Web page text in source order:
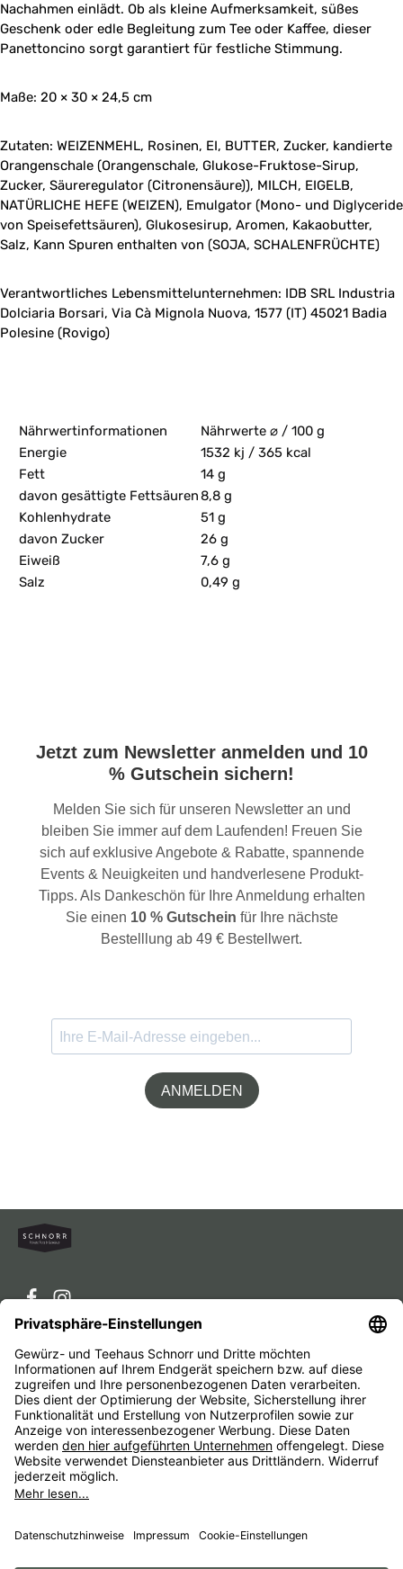
Nachahmen einlädt. Ob als kleine Aufmerksamkeit, süßes
Geschenk oder edle Begleitung zum Tee oder Kaffee, dieser
Panettoncino sorgt garantiert für festliche Stimmung.
Maße: 20 × 30 × 24,5 cm
Zutaten: WEIZENMEHL, Rosinen, EI, BUTTER, Zucker, kandierte
Orangenschale (Orangenschale, Glukose-Fruktose-Sirup,
Zucker, Säureregulator (Citronensäure)), MILCH, EIGELB,
NATÜRLICHE HEFE (WEIZEN), Emulgator (Mono- und Diglyceride
von Speisefettsäuren), Glukosesirup, Aromen, Kakaobutter,
Salz, Kann Spuren enthalten von (SOJA, SCHALENFRÜCHTE)
Verantwortliches Lebensmittelunternehmen: IDB SRL Industria
Dolciaria Borsari, Via Cà Mignola Nuova, 1577 (IT) 45021 Badia
Polesine (Rovigo)
Nährwertinformationen
Nährwerte ⌀ / 100 g
Energie
1532 kj / 365 kcal
Fett
14 g
davon gesättigte Fettsäuren8,8 g
Kohlenhydrate
51 g
davon Zucker
26 g
Eiweiß
7,6 g
Salz
0,49 g
Jetzt zum Newsletter anmelden und 10
% Gutschein sichern!
Melden Sie sich für unseren Newsletter an und
bleiben Sie immer auf dem Laufenden! Freuen Sie
sich auf exklusive Angebote & Rabatte, spannende
Events & Neuigkeiten und handverlesene Produkt-
Tipps. Als Dankeschön für Ihre Anmeldung erhalten
Sie einen 10 % Gutschein für Ihre nächste
Bestelllung ab 49 € Bestellwert.
ANMELDEN
Service-Hotline
Service
Unternehmen
Alle Preise inkl. gesetzl. Mehrwertsteuer zzgl.
anders angegeben.